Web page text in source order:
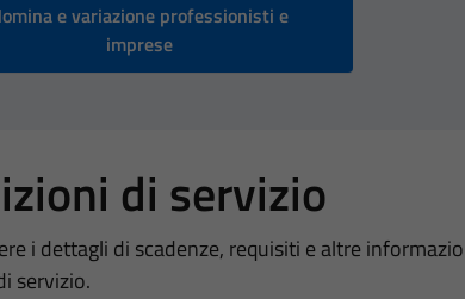
e variazione professionisti e
imprese
di servizio
i dettagli di scadenze, requisiti e altre
servizio.